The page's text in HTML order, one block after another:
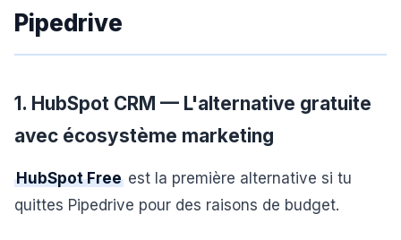
Pipedrive
1. HubSpot CRM — L'alternative gratuite
avec écosystème marketing
HubSpot Free est la première alternative si tu
quittes Pipedrive pour des raisons de budget.